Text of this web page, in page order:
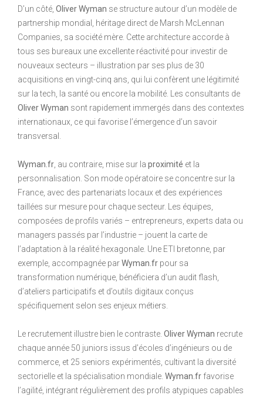
D’un côté, Oliver Wyman se structure autour d’un modèle de
partnership mondial, héritage direct de Marsh McLennan
Companies, sa société mère. Cette architecture accorde à
tous ses bureaux une excellente réactivité pour investir de
nouveaux secteurs – illustration par ses plus de 30
acquisitions en vingt-cinq ans, qui lui confèrent une légitimité
sur la tech, la santé ou encore la mobilité. Les consultants de
Oliver Wyman sont rapidement immergés dans des contextes
internationaux, ce qui favorise l’émergence d’un savoir
transversal.
Wyman.fr , au contraire, mise sur la proximité et la
personnalisation. Son mode opératoire se concentre sur la
France, avec des partenariats locaux et des expériences
taillées sur mesure pour chaque secteur. Les équipes,
composées de profils variés – entrepreneurs, experts data ou
managers passés par l’industrie – jouent la carte de
l’adaptation à la réalité hexagonale. Une ETI bretonne, par
exemple, accompagnée parWyman.fr pour sa
transformation numérique, bénéficiera d’un audit flash,
d’ateliers participatifs et d’outils digitaux conçus
spécifiquement selon ses enjeux métiers.
Le recrutement illustre bien le contraste. Oliver Wyman recrute
chaque année 50 juniors issus d’écoles d’ingénieurs ou de
commerce, et 25 seniors expérimentés, cultivant la diversité
sectorielle et la spécialisation mondiale. Wyman.fr favorise
l’agilité, intégrant régulièrement des profils atypiques capables